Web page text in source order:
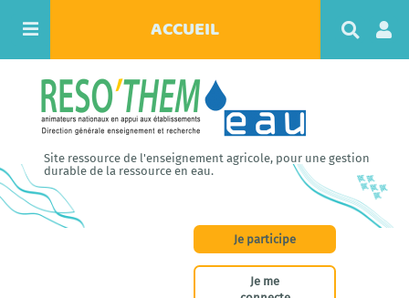
ACCUEIL
c
e
r
Site ressource de l'enseignement agricole, pour une gestion
durable de la ressource en eau.
Je participe
Je me